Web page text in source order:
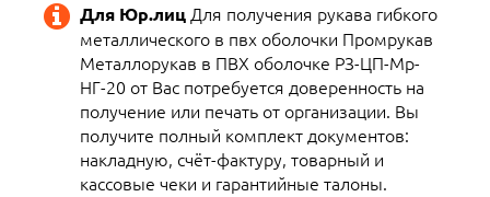
Для Юр.лицДля получения рукава гибкого
металлического в пвх оболочки Промрукав
Металлорукав в ПВХ оболочке РЗ-ЦП-Мр-
НГ-20 от Вас потребуется доверенность на
получение или печать от организации. Вы
получите полный комплект документов:
накладную, счёт-фактуру, товарный и
кассовые чеки и гарантийные талоны.